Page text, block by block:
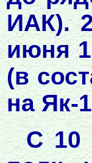
ИАК).
июня
(в
на Як-
С 10